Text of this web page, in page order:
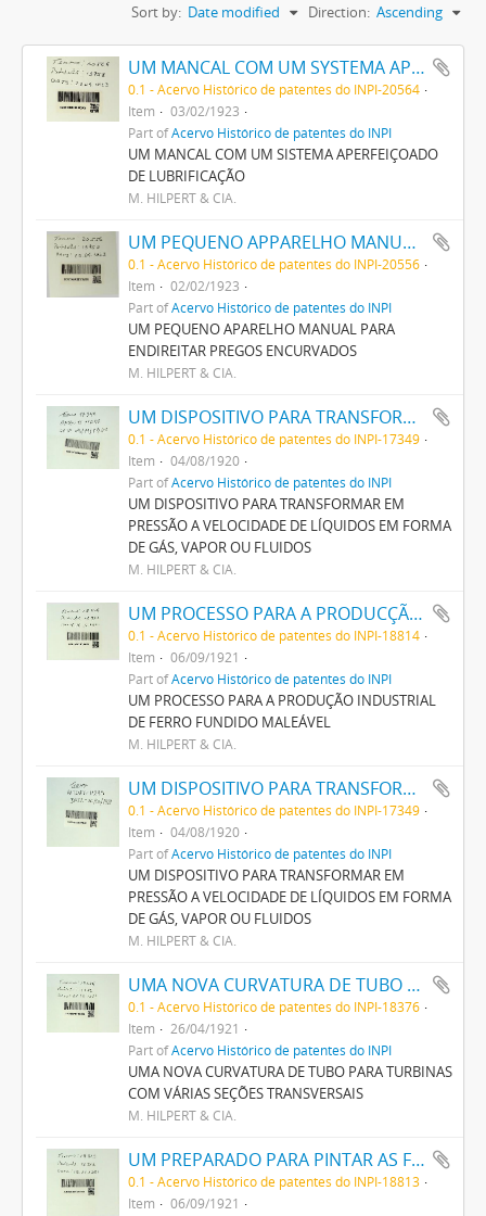
Sort by: Date modified Direction: Ascending
UM MANCAL COM UM SYSTEMA APERFEIÇOADO DE LUBRIFICAÇÃO
0.1 - Acervo Histórico de patentes do INPI-20564
Item
03/02/1923
Part ofAcervo Histórico de patentes do INPI
UM MANCAL COM UM SISTEMA APERFEIÇOADO
DE LUBRIFICAÇÃO
M. HILPERT & CIA.
UM PEQUENO APPARELHO MANUAL PARA ENDIREITAR PREGOS ENCURVADOS
0.1 - Acervo Histórico de patentes do INPI-20556
Item
02/02/1923
Part ofAcervo Histórico de patentes do INPI
UM PEQUENO APARELHO MANUAL PARA
ENDIREITAR PREGOS ENCURVADOS
M. HILPERT & CIA.
UM DISPOSITIVO PARA TRANSFORMAR EM PRESSÃO A VELOCIDADE DE LIQUIDOS EM FORMA DE GAZ, VAPOR OU FLUIDOS
0.1 - Acervo Histórico de patentes do INPI-17349
Item
04/08/1920
Part ofAcervo Histórico de patentes do INPI
UM DISPOSITIVO PARA TRANSFORMAR EM
PRESSÃO A VELOCIDADE DE LÍQUIDOS EM FORMA
DE GÁS, VAPOR OU FLUIDOS
M. HILPERT & CIA.
UM PROCESSO PARA A PRODUCÇÃO INDUSTRIAL DE FERRO FUNDIDO MALLEAVEL
0.1 - Acervo Histórico de patentes do INPI-18814
Item
06/09/1921
Part ofAcervo Histórico de patentes do INPI
UM PROCESSO PARA A PRODUÇÃO INDUSTRIAL
DE FERRO FUNDIDO MALEÁVEL
M. HILPERT & CIA.
UM DISPOSITIVO PARA TRANSFORMAR EM PRESSÃO A VELOCIDADE DE LIQUIDOS EM FORMA DE GAZ, VAPOR OU FLUIDOS
0.1 - Acervo Histórico de patentes do INPI-17349
Item
04/08/1920
Part ofAcervo Histórico de patentes do INPI
UM DISPOSITIVO PARA TRANSFORMAR EM
PRESSÃO A VELOCIDADE DE LÍQUIDOS EM FORMA
DE GÁS, VAPOR OU FLUIDOS
M. HILPERT & CIA.
UMA NOVA CURVATURA DE TUBO PARA TURBINAS COM VARIAS SECÇÕES TRANSVERSAES
0.1 - Acervo Histórico de patentes do INPI-18376
Item
26/04/1921
Part ofAcervo Histórico de patentes do INPI
UMA NOVA CURVATURA DE TUBO PARA TURBINAS
COM VÁRIAS SEÇÕES TRANSVERSAIS
M. HILPERT & CIA.
UM PREPARADO PARA PINTAR AS FACES DAS FÔRMAS DE METAL (COQUILAS) EMPREGADAS NA FUNDIÇÃO
0.1 - Acervo Histórico de patentes do INPI-18813
Item
06/09/1921